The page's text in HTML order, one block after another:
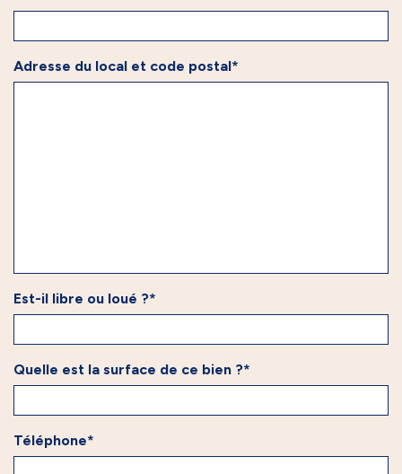
Adresse du local et code postal*
Est-il libre ou loué ?*
Quelle est la surface de ce bien ?*
Téléphone*